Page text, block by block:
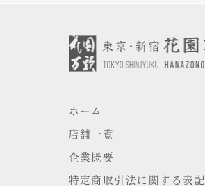
ホーム
店舗一覧
企業概要
特定商取引法に関する表記